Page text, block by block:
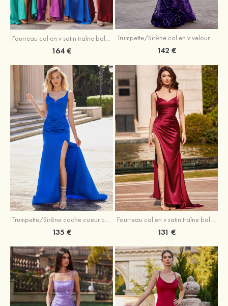
Fourreau col en v satin traîne balayage robe de bal
164 €
Trumpette/Sirène col en v velours paillettes traîne balayage robe de bal
142 €
Trumpette/Sirène cache coeur charmeuse traîne balayage robe de bal
135 €
Fourreau col en v satin traîne balayage robe de bal
131 €